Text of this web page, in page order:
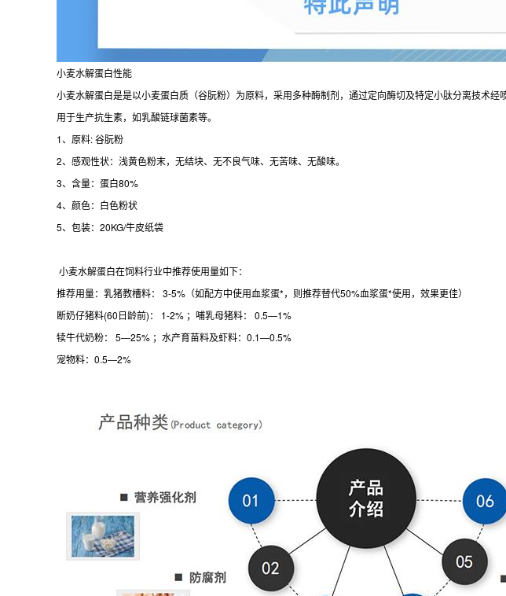
小麦水解蛋白性能
小麦水解蛋白是是以小麦蛋白质（谷朊粉）为原料，采用多种酶制剂，通过定向酶切及特定小肽分离技术
用于生产抗生素，如乳酸链球菌素等。
1、原料: 谷朊粉
2、感观性状：浅黄色粉末，无结块、无不良气味、无苦味、无酸味。
3、含量：蛋白80%
4、颜色：白色粉状
5、包装：20KG/牛皮纸袋
小麦水解蛋白在饲料行业中推荐使用量如下：
推荐用量：乳猪教槽料： 3-5%（如配方中使用血浆蛋*，则推荐替代50%血浆蛋*使用，效果更佳）
断奶仔猪料(60日龄前)： 1-2% ；哺乳母猪料： 0.5―1%
犊牛代奶粉： 5―25% ；水产育苗料及虾料：0.1―0.5%
宠物料：0.5―2%